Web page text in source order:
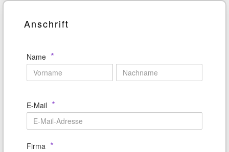
Anschrift
Name *
E-Mail *
Firma *